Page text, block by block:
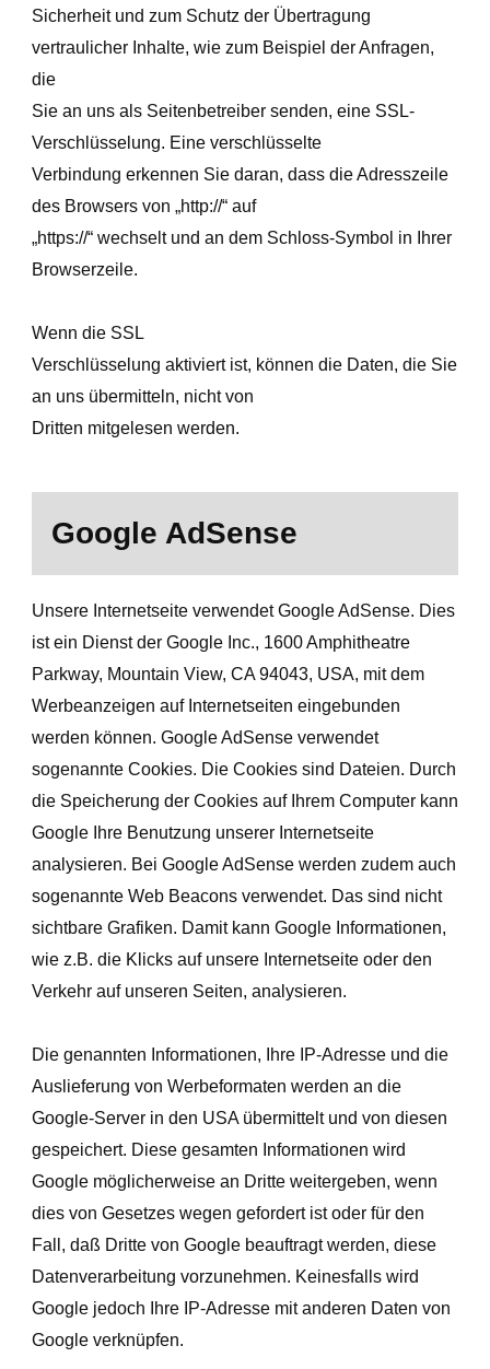
Sicherheit und zum Schutz der Übertragung
vertraulicher Inhalte, wie zum Beispiel der Anfragen,
die
Sie an uns als Seitenbetreiber senden, eine SSL-
Verschlüsselung. Eine verschlüsselte
Verbindung erkennen Sie daran, dass die Adresszeile
des Browsers von „http://“ auf
„https://“ wechselt und an dem Schloss-Symbol in Ihrer
Browserzeile.
Wenn die SSL
Verschlüsselung aktiviert ist, können die Daten, die Sie
an uns übermitteln, nicht von
Dritten mitgelesen werden.
Google AdSense
Unsere Internetseite verwendet Google AdSense. Dies
ist ein Dienst der Google Inc., 1600 Amphitheatre
Parkway, Mountain View, CA 94043, USA, mit dem
Werbeanzeigen auf Internetseiten eingebunden
werden können. Google AdSense verwendet
sogenannte Cookies. Die Cookies sind Dateien. Durch
die Speicherung der Cookies auf Ihrem Computer kann
Google Ihre Benutzung unserer Internetseite
analysieren. Bei Google AdSense werden zudem auch
sogenannte Web Beacons verwendet. Das sind nicht
sichtbare Grafiken. Damit kann Google Informationen,
wie z.B. die Klicks auf unsere Internetseite oder den
Verkehr auf unseren Seiten, analysieren.
Die genannten Informationen, Ihre IP-Adresse und die
Auslieferung von Werbeformaten werden an die
Google-Server in den USA übermittelt und von diesen
gespeichert. Diese gesamten Informationen wird
Google möglicherweise an Dritte weitergeben, wenn
dies von Gesetzes wegen gefordert ist oder für den
Fall, daß Dritte von Google beauftragt werden, diese
Datenverarbeitung vorzunehmen. Keinesfalls wird
Google jedoch Ihre IP-Adresse mit anderen Daten von
Google verknüpfen.